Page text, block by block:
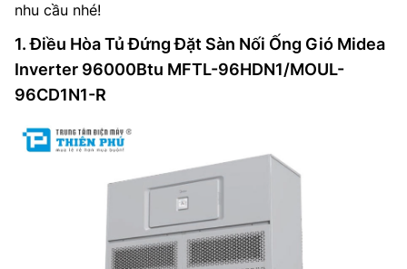
nhu cầu nhé!
1. Điều Hòa Tủ Đứng Đặt Sàn Nối Ống Gió Midea
Inverter 96000Btu MFTL-96HDN1/MOUL-
96CD1N1-R